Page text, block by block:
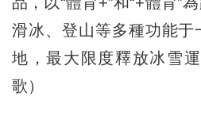
滑冰、登山等多種功能于
地，最大限度釋放冰雪
歌）